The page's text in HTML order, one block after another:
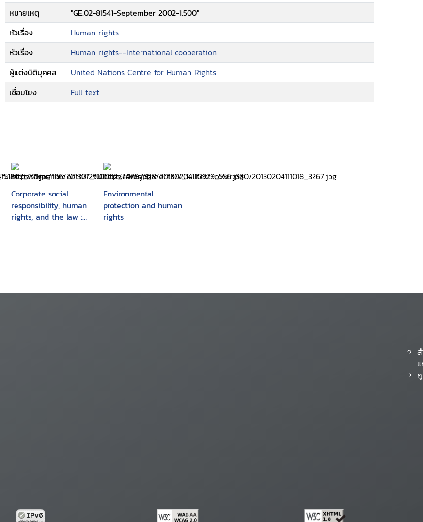
หมายเหตุ
"GE.02-81541-September 2002-1,500"
หัวเรื่อง
Human rights
หัวเรื่อง
Human rights--International cooperation
ผู้แต่งนิติบุคคล
United Nations Centre for Human Rights
เชื่อมโยง
Full text
Corporate social
responsibility, human
rights, and the law :
Environmental
protection and human
rights